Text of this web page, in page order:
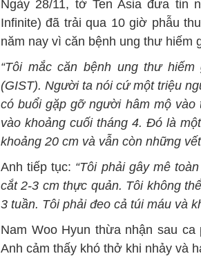
Ngày 28/11, tờ Ten Asia đưa tin
Infinite) đã trải qua 10 giờ phẫu
năm nay vì căn bệnh ung thư hiếm
“Tôi mắc căn bệnh ung thư
(GIST). Người ta nói cứ một triệu
có buổi gặp gỡ người hâm mộ
vào khoảng cuối tháng 4. Đó là
khoảng 20 cm và vẫn còn những
Anh tiếp tục: “Tôi phải gây mê
cắt 2-3 cm thực quản. Tôi không
3 tuần. Tôi phải đeo cả túi máu và
Nam Woo Hyun thừa nhận sau
Anh cảm thấy khó thở khi nhảy và